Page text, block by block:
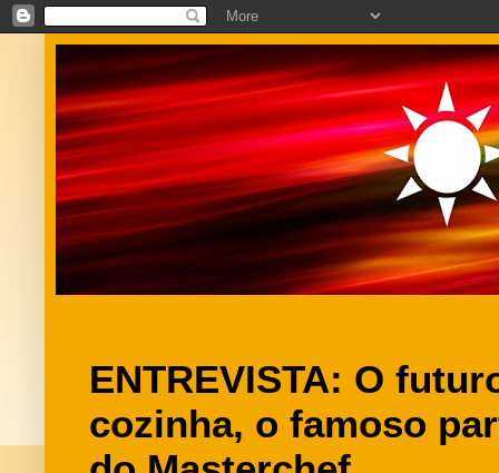
ENTREVISTA: O
cozinha, o famoso